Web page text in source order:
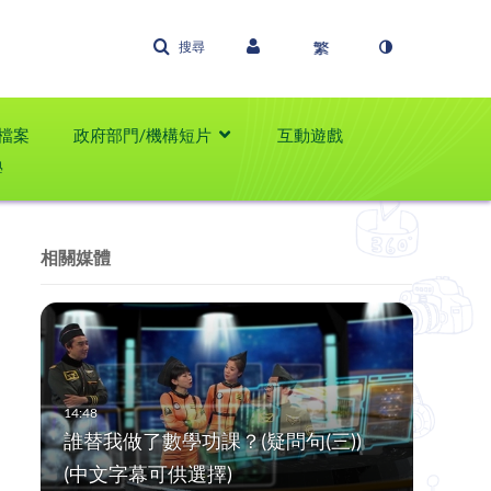
搜尋
案 政府部門/機構短片
互動遊戲
相關媒體
誰替我做了數學功課？(疑問句(三))
(中文字幕可供選擇)